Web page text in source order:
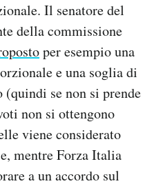
Il senatore del
della commissione
per esempio una
e una soglia di
(quindi se non si prende
non si ottengono
viene considerato
mentre Forza Italia
a un accordo sul